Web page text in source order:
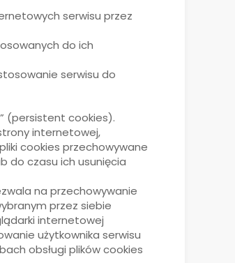
serwisu przez
do ich
serwisu do
(persistent cookies).
internetowej,
cookies przechowywane
do czasu ich usunięcia
na przechowywanie
przez siebie
internetowej
użytkownika serwisu
obsługi plików cookies